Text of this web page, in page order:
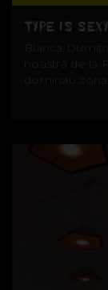
TYPE IS SEXY
Bianca
noastră de la
dominau zona